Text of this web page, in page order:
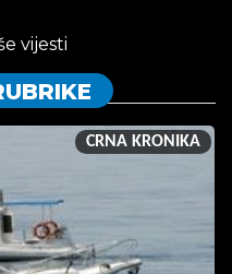
vijesti
CRNA KRONIKA